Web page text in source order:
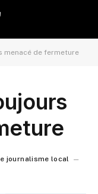
menacé de fermeture
journalisme local